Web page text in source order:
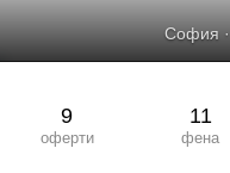
София·
9
оферти
11
фена